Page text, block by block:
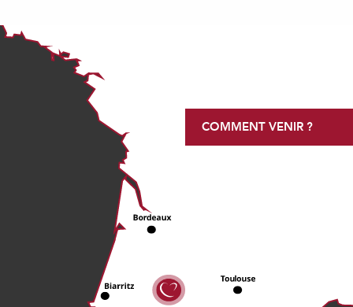
COMMENT VENIR ?